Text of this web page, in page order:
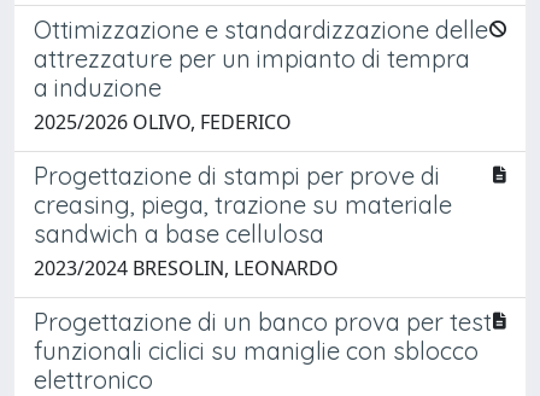
Ottimizzazione e standardizzazione delle
attrezzature per un impianto di tempra
a induzione
2025/2026 OLIVO, FEDERICO
Progettazione di stampi per prove di
creasing, piega, trazione su materiale
sandwich a base cellulosa
2023/2024 BRESOLIN, LEONARDO
Progettazione di un banco prova per test
funzionali ciclici su maniglie con sblocco
elettronico